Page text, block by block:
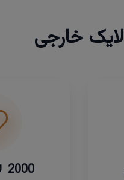
لایک خارجی
2000 لایک برنزی